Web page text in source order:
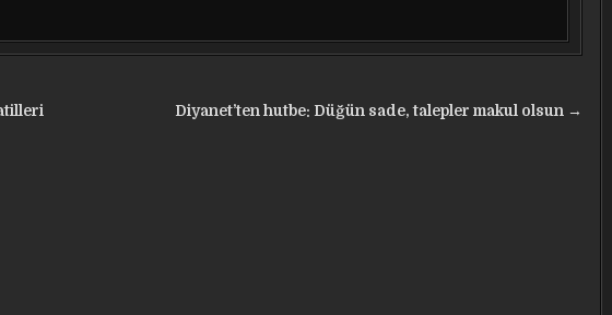
Diyanet’ten hutbe: Düğün sade, talepler makul olsun →